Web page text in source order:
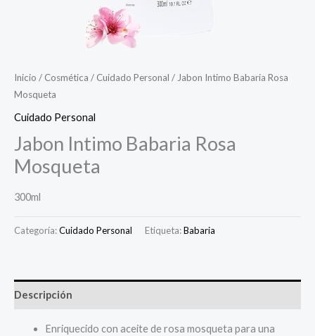
Inicio / Cosmética / Cuidado Personal / Jabon Intimo Babaria Rosa
Mosqueta
Cuidado Personal
Jabon Intimo Babaria Rosa
Mosqueta
300ml
Categoría:Cuidado Personal Etiqueta:Babaria
Descripción
Enriquecido con aceite de rosa mosqueta para una